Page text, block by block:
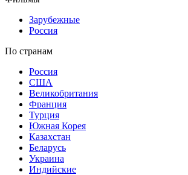
Зарубежные
Россия
По странам
Россия
США
Великобритания
Франция
Турция
Южная Корея
Казахстан
Беларусь
Украина
Индийские